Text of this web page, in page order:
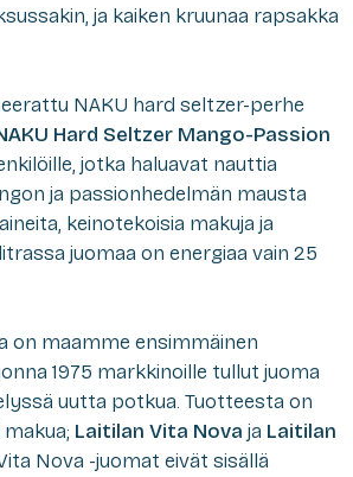
ja kaiken kruunaa rapsakka
NAKU hard seltzer-perhe
Hard Seltzer Mango-Passion
jotka haluavat nauttia
ja passionhedelmän mausta
keinotekoisia makuja ja
juomaa on energiaa vain 25
on maamme ensimmäinen
1975 markkinoille tullut juoma
uutta potkua. Tuotteesta on
Laitilan Vita Nova ja Laitilan
Nova -juomat eivät sisällä